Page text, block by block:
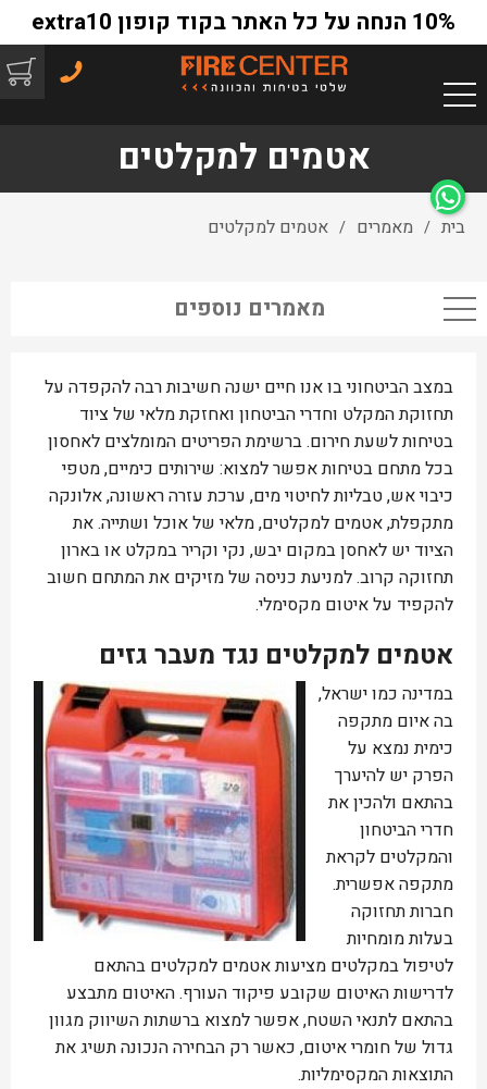
10% הנחה על כל האתר בקוד קופון extra10
אטמים למקלטים
בית / מאמרים / אטמים למקלטים
מאמרים נוספים
במצב הביטחוני בו אנו חיים ישנה חשיבות רבה להקפדה על
תחזוקת המקלט וחדרי הביטחון ואחזקת מלאי של ציוד
בטיחות לשעת חירום. ברשימת הפריטים המומלצים לאחסון
בכל מתחם בטיחות אפשר למצוא: שירותים כימיים, מטפי
כיבוי אש, טבליות לחיטוי מים, ערכת עזרה ראשונה, אלונקה
מתקפלת, אטמים למקלטים, מלאי של אוכל ושתייה. את
הציוד יש לאחסן במקום יבש, נקי וקריר במקלט או בארון
תחזוקה קרוב. למניעת כניסה של מזיקים את המתחם חשוב
להקפיד על איטום מקסימלי.
אטמים למקלטים נגד מעבר גזים
במדינה כמו ישראל,
בה איום מתקפה
כימית נמצא על
הפרק יש להיערך
בהתאם ולהכין את
חדרי הביטחון
והמקלטים לקראת
מתקפה אפשרית.
חברות תחזוקה
בעלות מומחיות
לטיפול במקלטים מציעות אטמים למקלטים בהתאם
לדרישות האיטום שקובע פיקוד העורף. האיטום מתבצע
בהתאם לתנאי השטח, אפשר למצוא ברשתות השיווק מגוון
גדול של חומרי איטום, כאשר רק הבחירה הנכונה תשיג את
התוצאות המקסימליות.